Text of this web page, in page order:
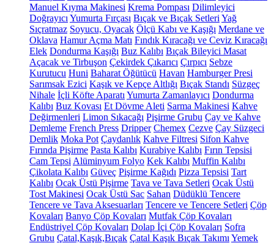
Manuel Kıyma Makinesi Krema Pompası Dilimleyici
Doğrayıcı Yumurta Fırçası Bıçak ve Bıçak Setleri Yağ
Sıçratmaz Soyucu, Oyacak Ölçü Kabı ve Kaşığı Merdane ve
Oklava Hamur Açma Matı Fındık Kıracağı ve Ceviz Kıracağı
Elek Dondurma Kaşığı Buz Kalıbı Bıçak Bileyici Masat
Açacak ve Tirbuşon Çekirdek Çıkarıcı Çırpıcı Sebze
Kurutucu Huni Baharat Öğütücü Havan Hamburger Presi
Sarımsak Ezici Kaşık ve Kepçe Altlığı Bıçak Standı Süzgeç
Nihale İçli Köfte Aparatı Yumurta Zamanlayıcı Dondurma
Kalıbı Buz Kovası Et Dövme Aleti Sarma Makinesi Kahve
Değirmenleri Limon Sıkacağı Pişirme Grubu Çay ve Kahve
Demleme French Press Dripper Chemex Cezve Çay Süzgeci
Demlik Moka Pot Çaydanlık Kahve Filtresi Sifon Kahve
Fırında Pişirme Pasta Kalıbı Kurabiye Kalıbı Fırın Tepsisi
Cam Tepsi Alüminyum Folyo Kek Kalıbı Muffin Kalıbı
Çikolata Kalıbı Güveç Pişirme Kağıdı Pizza Tepsisi Tart
Kalıbı Ocak Üstü Pişirme Tava ve Tava Setleri Ocak Üstü
Tost Makinesi Ocak Üstü Sac Sahan Düdüklü Tencere
Tencere ve Tava Aksesuarları Tencere ve Tencere Setleri Çöp
Kovaları Banyo Çöp Kovaları Mutfak Çöp Kovaları
Endüstriyel Çöp Kovaları Dolap İçi Çöp Kovaları Sofra
Grubu Çatal,Kaşık,Bıçak Çatal Kaşık Bıçak Takımı Yemek